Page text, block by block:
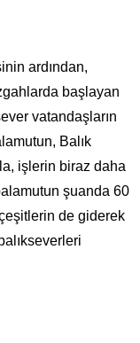
ardından,
başlayan
vatandaşların
Balık
işlerin biraz daha
şuanda 60
çeşitlerin de giderek